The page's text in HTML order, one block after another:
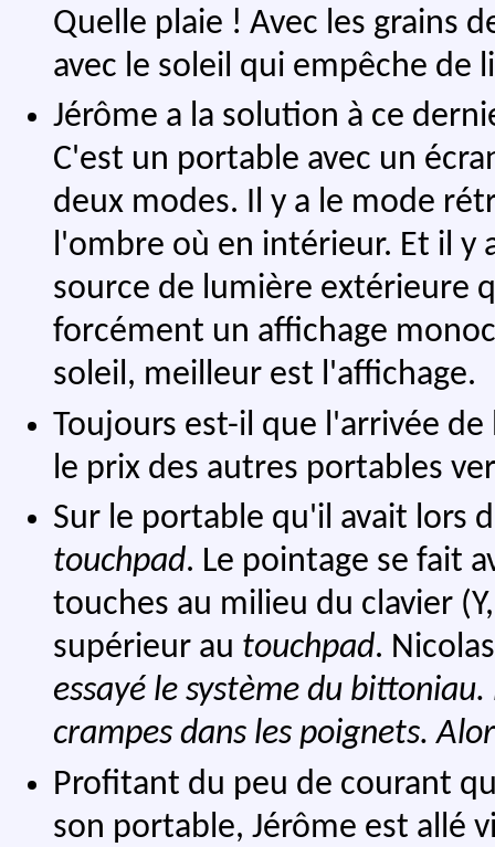
Quelle plaie ! Avec les grains
avec le soleil qui empêche de
Jérôme a la solution à ce
C'est un portable avec un
deux modes. Il y a le mode
l'ombre où en intérieur. Et il y
source de lumière extérieure
forcément un affichage
soleil, meilleur est l'affichage.
Toujours est-il que l'arrivée
le prix des autres portables
Sur le portable qu'il avait lors
touchpad. Le pointage se fait
touches au milieu du clavier
supérieur au touchpad.
essayé le système du
crampes dans les poignets.
Profitant du peu de courant
son portable, Jérôme est allé